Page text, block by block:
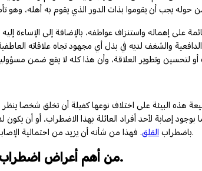
إهماله واستنزاف عواطفه، بالإضافة إلى الإساءة
والشغف لديه في بذل أي مجهود تجاه علاقاته
هذه البيئة على اختلاف نوعها كفيلة أن تخلق شخصا
إصابة لأحد أفراد العائلة بهذا الاضطراب، أو أن يكون
باضطراب القلق . فهذا من شأنه أن يزيد من احتمالية الإصابة باضطراب الشخصية الاعتمادية.
من أهم أعراض اضطراب الشخصية الاعتمادية.